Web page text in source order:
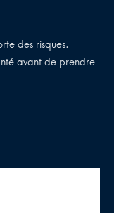
des risques.
avant de prendre